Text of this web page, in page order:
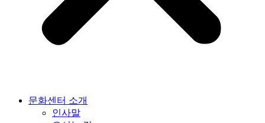
문화센터 소개
인사말